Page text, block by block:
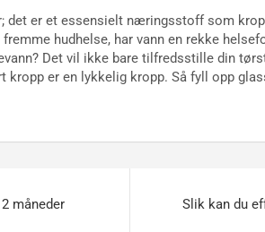
det er et essensielt næringsstoff som
hudhelse, har vann en rekke
Det vil ikke bare tilfredsstille din
kropp er en lykkelig kropp. Så fyll opp
måneder
Slik kan du